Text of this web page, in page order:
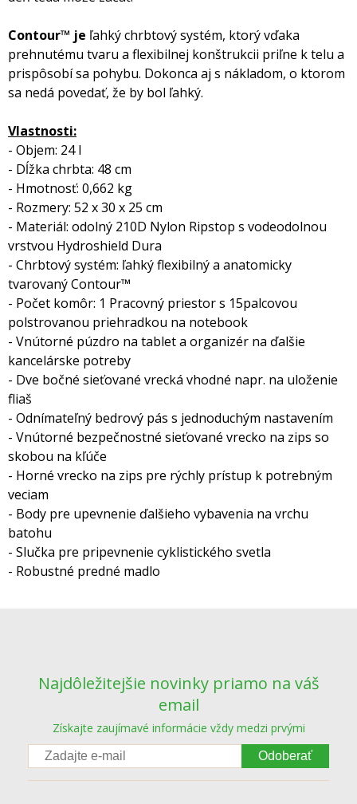
Contour™ je ľahký chrbtový systém, ktorý vďaka
prehnutému tvaru a flexibilnej konštrukcii priľne k telu a
prispôsobí sa pohybu. Dokonca aj s nákladom, o ktorom
sa nedá povedať, že by bol ľahký.
Vlastnosti:
- Objem: 24 l
- Dĺžka chrbta: 48 cm
- Hmotnosť: 0,662 kg
- Rozmery: 52 x 30 x 25 cm
- Materiál: odolný 210D Nylon Ripstop s vodeodolnou
vrstvou Hydroshield Dura
- Chrbtový systém: ľahký flexibilný a anatomicky
tvarovaný Contour™
- Počet komôr: 1 Pracovný priestor s 15palcovou
polstrovanou priehradkou na notebook
- Vnútorné púzdro na tablet a organizér na ďalšie
kancelárske potreby
- Dve bočné sieťované vrecká vhodné napr. na uloženie
fliaš
- Odnímateľný bedrový pás s jednoduchým nastavením
- Vnútorné bezpečnostné sieťované vrecko na zips so
skobou na kľúče
- Horné vrecko na zips pre rýchly prístup k potrebným
veciam
- Body pre upevnenie ďalšieho vybavenia na vrchu
batohu
- Slučka pre pripevnenie cyklistického svetla
- Robustné predné madlo
Najdôležitejšie novinky priamo na váš
email
Získajte zaujímavé informácie vždy medzi prvými
Odoberať